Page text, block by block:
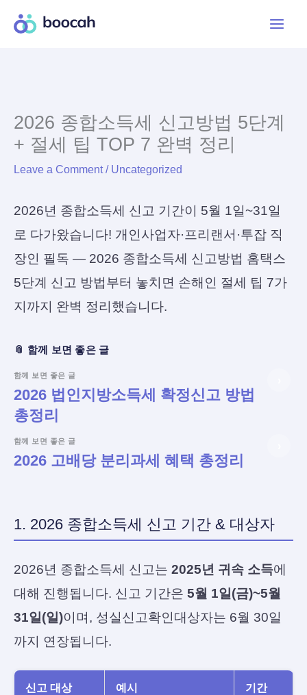
2026 종합소득세 신고방법 5단계
+ 절세 팁 TOP 7 완벽 정리
Leave a Comment / Uncategorized
2026년 종합소득세 신고 기간이 5월 1일~31일
로 다가왔습니다! 개인사업자·프리랜서·투잡 직
장인 필독 — 2026 종합소득세 신고방법 홈택스
5단계 신고 방법부터 놓치면 손해인 절세 팁 7가
지까지 완벽 정리했습니다.
📎 함께 보면 좋은 글
함께 보면 좋은 글
2026 법인지방소득세 확정신고 방법
총정리
함께 보면 좋은 글
2026 고배당 분리과세 혜택 총정리
1. 2026 종합소득세 신고 기간 & 대상자
2026년 종합소득세 신고는 2025년 귀속 소득에
대해 진행됩니다. 신고 기간은 5월 1일(금)~5월
31일(일)이며, 성실신고확인대상자는 6월 30일
까지 연장됩니다.
신고 대상 예시 기간